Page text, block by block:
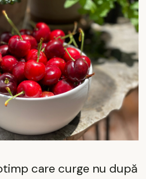
care curge nu după